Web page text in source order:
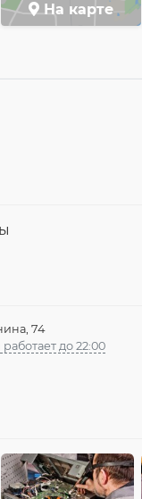
На карте
74
до 22:00